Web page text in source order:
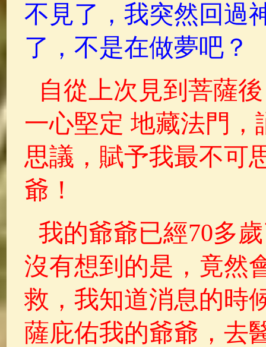
不見了，我突然回過
了，不是在做夢吧？
自從上次見到菩薩
一心堅定 地藏法門
思議，賦予我最不可
爺！
我的爺爺已經70多
沒有想到的是，竟然
救，我知道消息的時
薩庇佑我的爺爺，去